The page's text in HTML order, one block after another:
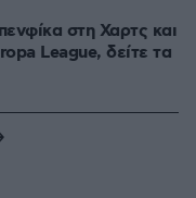
στη Χαρτς και
League, δείτε τα